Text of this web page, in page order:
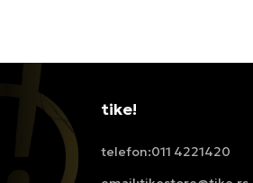
tike!
telefon:011 4221420